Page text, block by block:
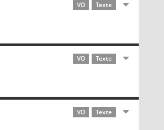
VO Texte
VO Texte
VO Texte